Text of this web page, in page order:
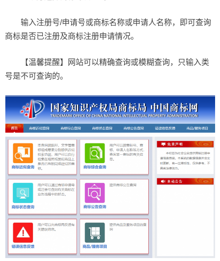
输入注册号/申请号或商标名称或申请人名称，即可查询
商标是否已注册及商标注册申请情况。
【温馨提醒】网站可以精确查询或模糊查询，只输入类
号是不可查询的。